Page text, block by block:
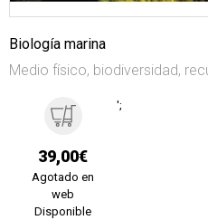
Biología marina
Medio físico, biodiversidad,
39,00€
Agotado en
web
Disponible
';